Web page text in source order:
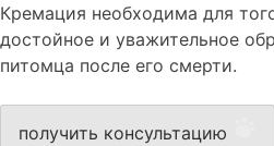
Кремация необходима для
достойное и уважительное
питомца после его смерти.
получить консультацию